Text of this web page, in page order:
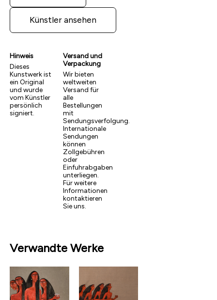
Künstler ansehen
Hinweis
Dieses
Kunstwerk ist
ein Original
und wurde
vom Künstler
persönlich
signiert.
Versand und
Verpackung
Wir bieten
weltweiten
Versand für
alle
Bestellungen
mit
Sendungsverfolgung.
Internationale
Sendungen
können
Zollgebühren
oder
Einfuhrabgaben
unterliegen.
Für weitere
Informationen
kontaktieren
Sie uns.
Verwandte Werke